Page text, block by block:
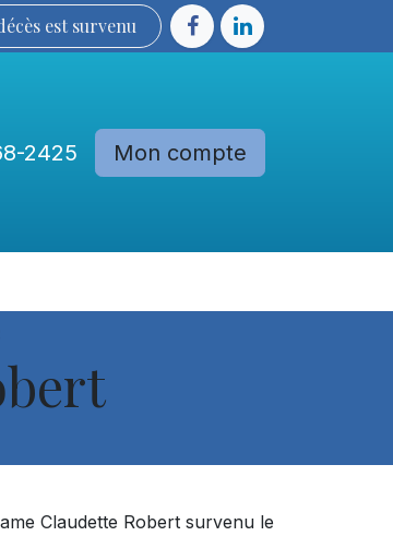
est sur​​​​​​​​ve​nu​​​​​​​​​​
2425 Mon compte
Claudette Robert survenu le